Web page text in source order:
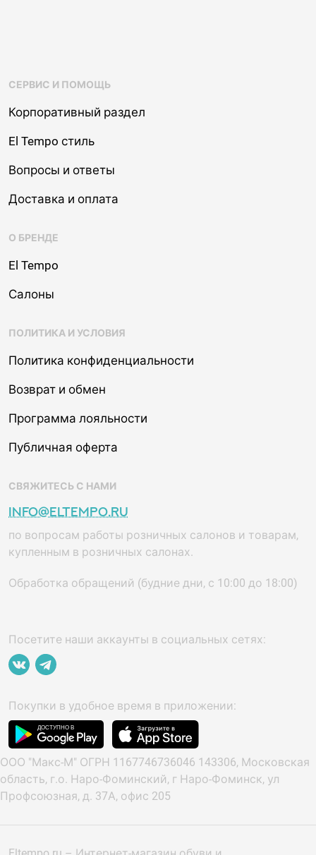
СЕРВИС И ПОМОЩЬ
Корпоративный раздел
El Tempo стиль
Вопросы и ответы
Доставка и оплата
О БРЕНДЕ
El Tempo
Салоны
ПОЛИТИКА И УСЛОВИЯ
Политика конфиденциальности
Возврат и обмен
Программа лояльности
Публичная оферта
СВЯЖИТЕСЬ С НАМИ
info@eltempo.ru
по вопросам работы розничных салонов и товарам,
купленным в розничных салонах.
Обработка обращений (будние дни, с 10:00 до 18:00)
Посетите наши аккаунты в социальных сетях:
Покупки в удобное время в приложении:
ООО "Макс-М" ОГРН 1167746736046 143306, Московская
область, г.о. Наро-Фоминский, г Наро-Фоминск, ул
Профсоюзная, д. 37А, офис 205